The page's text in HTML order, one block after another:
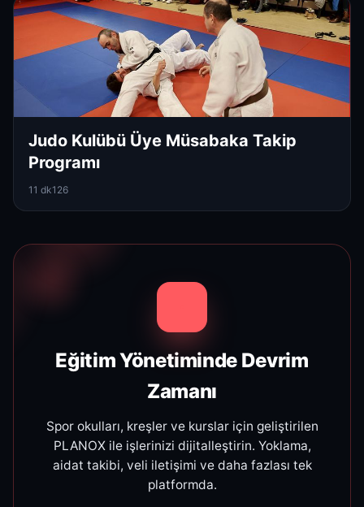
Judo Kulübü Üye Müsabaka Takip
Programı
11 dk126
Eğitim Yönetiminde Devrim
Zamanı
Spor okulları, kreşler ve kurslar için geliştirilen
PLANOX ile işlerinizi dijitalleştirin. Yoklama,
aidat takibi, veli iletişimi ve daha fazlası tek
platformda.